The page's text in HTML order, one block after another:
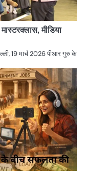
मीडिया
19 मार्च 2026 पीआर गुरु के